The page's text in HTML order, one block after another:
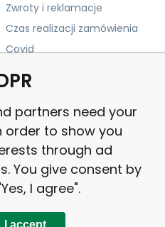
Zwroty i reklamacje
Czas realizacji zamówienia
Covid
partners need your
order to show you
through ad
You give consent by
I agree".
I accept